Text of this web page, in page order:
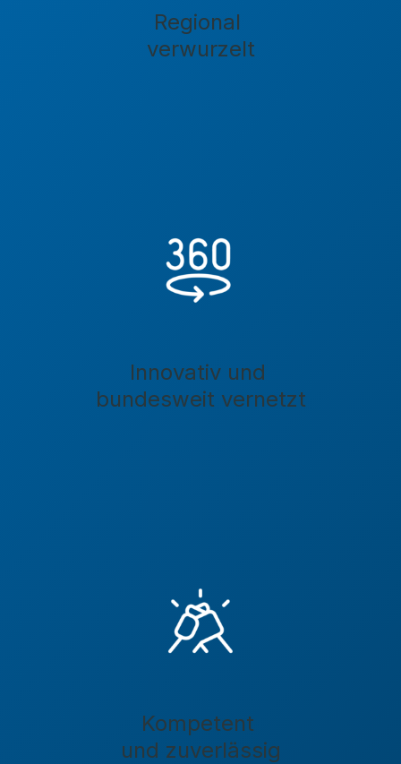
Regional
verwurzelt
Innovativ und
bundesweit vernetzt
Kompetent
und zuverlässig